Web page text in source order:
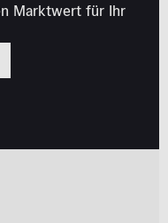
Marktwert für Ihr